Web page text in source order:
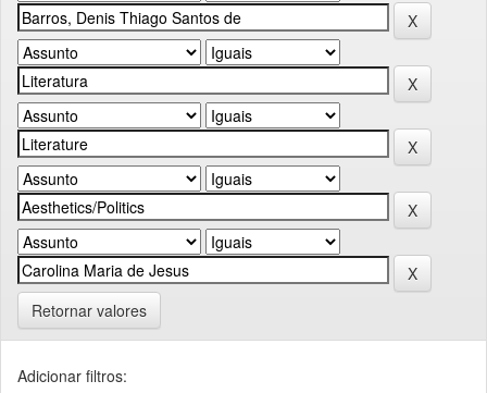
Retornar valores
Adicionar filtros: